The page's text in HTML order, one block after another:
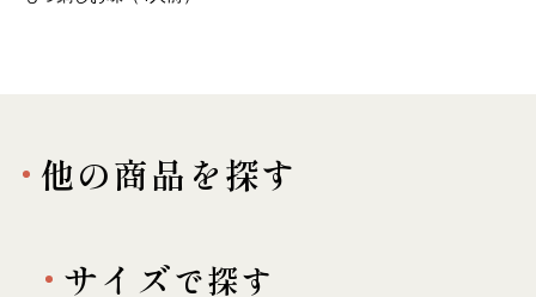
他の商品を探す
サイズで探す